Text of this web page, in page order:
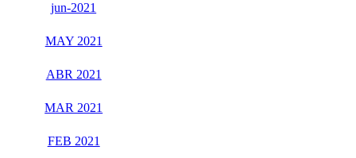
jun-2021
MAY 2021
ABR 2021
MAR 2021
FEB 2021